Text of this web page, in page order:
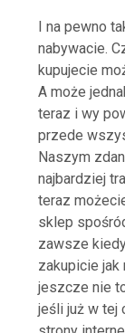
I na pewno
nabywacie.
kupujecie
A może
teraz i wy
przede
Naszym
najbardziej
teraz
sklep
zawsze
zakupicie
jeszcze nie
jeśli już w tej